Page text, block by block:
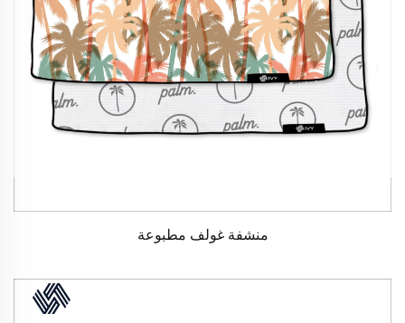
منشفة غولف مطبوعة